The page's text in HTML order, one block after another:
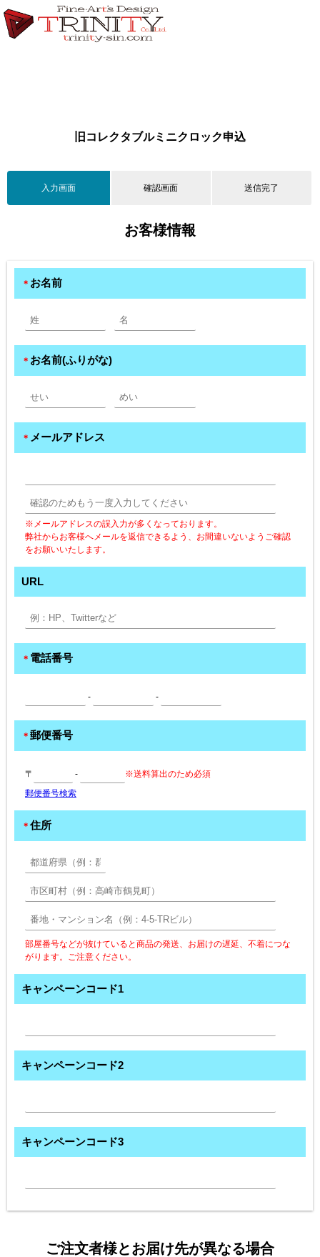
旧コレクタブルミニクロック申込
入力画面 確認画面 送信完了
お客様情報
＊ お名前
＊ お名前(ふりがな)
＊ メールアドレス
※メールアドレスの誤入力が多くなっております。
弊社からお客様へメールを返信できるよう、お間違いないようご確認
をお願いいたします。
URL
＊ 電話番号
- -
＊ 郵便番号
〒 -
※送料算出のため必須
郵便番号検索
＊ 住所
部屋番号などが抜けていると商品の発送、お届けの遅延、不着につな
がります。ご注意ください。
キャンペーンコード1
キャンペーンコード2
キャンペーンコード3
ご注文者様とお届け先が異なる場合